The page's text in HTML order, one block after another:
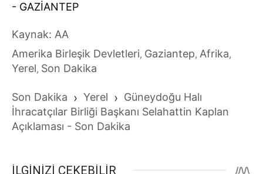
- GAZİANTEP
Kaynak: AA
Amerika Birleşik Devletleri, Gaziantep, Afrika,
Yerel, Son Dakika
Son Dakika › Yerel › Güneydoğu Halı
İhracatçılar Birliği Başkanı Selahattin Kaplan
Açıklaması - Son Dakika